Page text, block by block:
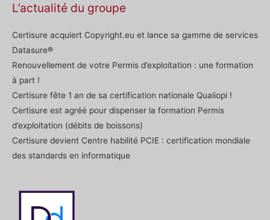
L’actualité du groupe
Certisure acquiert Copyright.eu et lance sa gamme de services
Datasure®
Renouvellement de votre Permis d’exploitation : une formation
à part !
Certisure fête 1 an de sa certification nationale Qualiopi !
Certisure est agréé pour dispenser la formation Permis
d’exploitation (débits de boissons)
Certisure devient Centre habilité PCIE : certification mondiale
des standards en informatique